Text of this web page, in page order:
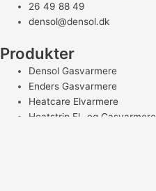
26 49 88 49
densol@densol.dk
Produkter
Densol Gasvarmere
Enders Gasvarmere
Heatcare Elvarmere
Heatstrip El- og Gasvarmere